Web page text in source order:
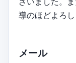
導のほどよろ
メール